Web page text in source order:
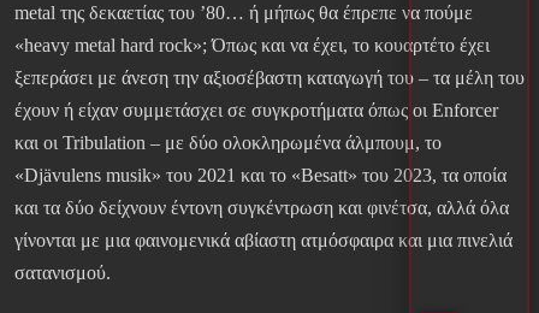
metal της δεκαετίας του ’80… ή μήπως θα έπρεπε να πούμε
«heavy metal hard rock»; Όπως και να έχει, το κουαρτέτο έχει
ξεπεράσει με άνεση την αξιοσέβαστη καταγωγή του – τα μέλη του
έχουν ή είχαν συμμετάσχει σε συγκροτήματα όπως οι Enforcer
και οι Tribulation – με δύο ολοκληρωμένα άλμπουμ, το
«Djävulens musik» του 2021 και το «Besatt» του 2023, τα οποία
και τα δύο δείχνουν έντονη συγκέντρωση και φινέτσα, αλλά όλα
γίνονται με μια φαινομενικά αβίαστη ατμόσφαιρα και μια πινελιά
σατανισμού.